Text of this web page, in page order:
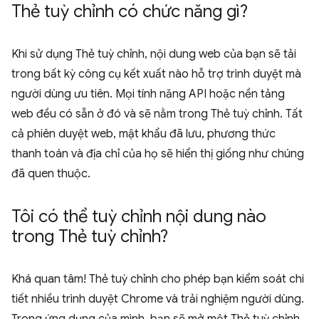
Thẻ tuỳ chỉnh có chức năng gì?
Khi sử dụng Thẻ tuỳ chỉnh, nội dung web của bạn sẽ tải
trong bất kỳ công cụ kết xuất nào hỗ trợ trình duyệt mà
người dùng ưu tiên. Mọi tính năng API hoặc nền tảng
web đều có sẵn ở đó và sẽ nằm trong Thẻ tuỳ chỉnh. Tất
cả phiên duyệt web, mật khẩu đã lưu, phương thức
thanh toán và địa chỉ của họ sẽ hiển thị giống như chúng
đã quen thuộc.
Tôi có thể tuỳ chỉnh nội dung nào
trong Thẻ tuỳ chỉnh?
Khá quan tâm! Thẻ tuỳ chỉnh cho phép bạn kiểm soát chi
tiết nhiều trình duyệt Chrome và trải nghiệm người dùng.